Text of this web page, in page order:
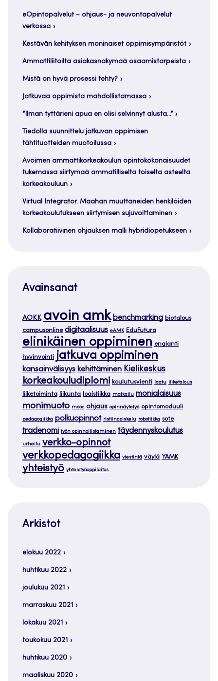
eOpintopalvelut – ohjaus- ja neuvontapalvelut
verkossa
Kestävän kehityksen moninaiset oppimisympäristöt
Ammattiliitoilta asiakasnäkymää osaamistarpeista
Mistä on hyvä prosessi tehty?
Jatkuvaa oppimista mahdollistamassa
”Ilman tyttärieni apua en olisi selvinnyt alusta…”
Tiedolla suunnittelu jatkuvan oppimisen
tähtituotteiden muotoilussa
Avoimen ammattikorkeakoulun opintokokonaisuudet
tukemassa siirtymää ammatilliselta toiselta asteelta
korkeakouluun
Virtual Integrator. Maahan muuttaneiden henkilöiden
korkeakoulutukseen siirtymisen sujuvoittaminen
Kollaboratiivinen ohjauksen malli hybridiopetukseen
Avainsanat
AOKK avoin amk benchmarking biotalous
campusonline digitaalisuus eAMK EduFutura
elinikäinen oppiminen englanti
hyvinvointi jatkuva oppiminen
kansainvälisyys kehittäminen Kielikeskus
korkeakouludiplomi koulutusvienti laatu liiketalous
liiketoiminta liikunta logistiikka matkailu monialaisuus
monimuoto mooc ohjaus opinnäytetyö opintomoduuli
pedagogiikka polkuopinnot ristiinopiskelu robotiikka sote
tradenomi työn opinnollistaminen täydennyskoulutus
urheilu verkko-opinnot
verkkopedagogiikka viestintä väylä YAMK
yhteistyö yhteistyöoppilaitos
Arkistot
elokuu 2022
huhtikuu 2022
joulukuu 2021
marraskuu 2021
lokakuu 2021
toukokuu 2021
huhtikuu 2020
maaliskuu 2020